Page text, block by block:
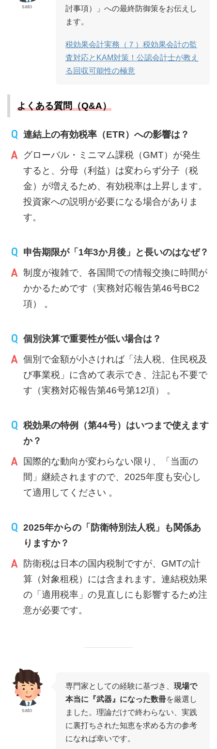
sato
討事項）」への最終防御策をお伝えし
ます。
税効果会計実務（７）税効果会計の監
査対応とKAM対策！公認会計士が教え
る回収可能性の極意
よくある質問（Q&A）
連結上の有効税率（ETR）への影響は？
グローバル・ミニマム課税（GMT）が発生
すると、分母（利益）は変わらず分子（税
金）が増えるため、有効税率は上昇します。
投資家への説明が必要になる場合がありま
す。
申告期限が「1年3か月後」と長いのはなぜ？
制度が複雑で、各国間での情報交換に時間が
かかるためです（実務対応報告第46号BC2
項） 。
個別決算で重要性が低い場合は？
個別で金額が小さければ「法人税、住民税及
び事業税」に含めて表示でき、注記も不要で
す（実務対応報告第46号第12項） 。
税効果の特例（第44号）はいつまで使えます
か？
国際的な動向が変わらない限り、「当面の
間」継続されますので、2025年度も安心し
て適用してください 。
2025年からの「防衛特別法人税」も関係あ
りますか？
防衛税は日本の国内税制ですが、GMTの計
算（対象租税）には含まれます。連結税効果
の「適用税率」の見直しにも影響するため注
意が必要です。
sato
専門家としての経験に基づき、 現場で
本当に『武器』になった数冊を厳選し
ました。理論だけで終わらない、実践
に裏打ちされた知恵を求める方の参考
になれば幸いです。